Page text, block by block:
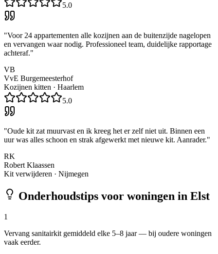
5.0
"Voor 24 appartementen alle kozijnen aan de buitenzijde nagelopen
en vervangen waar nodig. Professioneel team, duidelijke rapportage
achteraf."
VB
VvE Burgemeesterhof
Kozijnen kitten · Haarlem
5.0
"Oude kit zat muurvast en ik kreeg het er zelf niet uit. Binnen een
uur was alles schoon en strak afgewerkt met nieuwe kit. Aanrader."
RK
Robert Klaassen
Kit verwijderen · Nijmegen
Onderhoudstips voor woningen in Elst
1
Vervang sanitairkit gemiddeld elke 5–8 jaar — bij oudere woningen
vaak eerder.